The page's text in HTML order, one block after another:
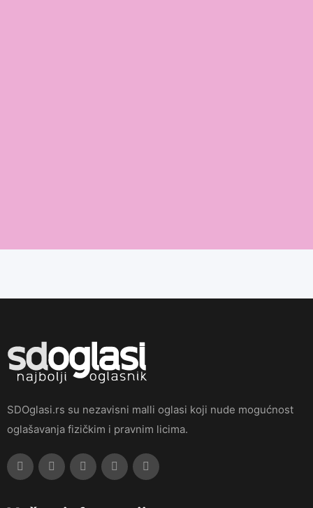
SDOglasi.rs su nezavisni malli oglasi koji nude mogućnost
oglašavanja fizičkim i pravnim licima.